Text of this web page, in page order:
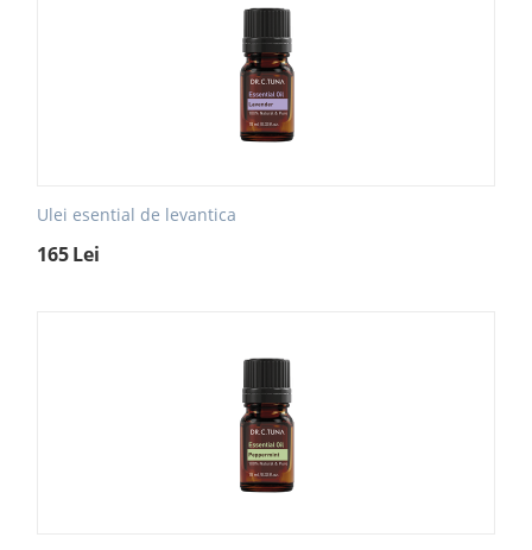
Ulei esential de levantica
165Lei